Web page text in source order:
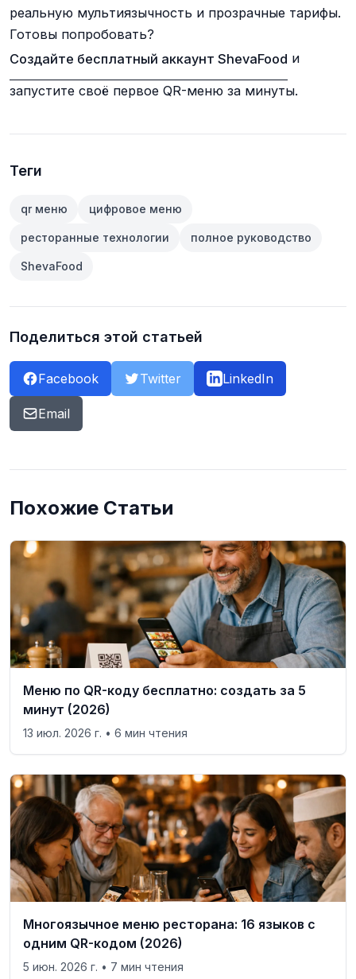
реальную мультиязычность и прозрачные тарифы.
Готовы попробовать?
Создайте бесплатный аккаунт ShevaFood и
запустите своё первое QR-меню за минуты.
Теги
qr меню цифровое меню
ресторанные технологии полное руководство
ShevaFood
Поделиться этой статьей
Facebook Twitter LinkedIn
Email
Похожие Статьи
Меню по QR-коду бесплатно: создать за 5
минут (2026)
13 июл. 2026 г. • 6 мин чтения
Многоязычное меню ресторана: 16 языков с
одним QR-кодом (2026)
5 июн. 2026 г. • 7 мин чтения